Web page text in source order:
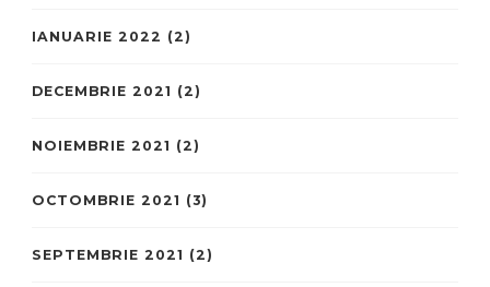
IANUARIE 2022 (2)
DECEMBRIE 2021 (2)
NOIEMBRIE 2021 (2)
OCTOMBRIE 2021 (3)
SEPTEMBRIE 2021 (2)